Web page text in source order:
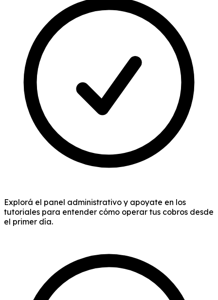
Explorá el panel administrativo y apoyate en los
tutoriales para entender cómo operar tus cobros desde
el primer día.